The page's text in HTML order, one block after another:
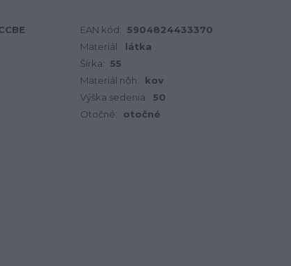
EAN kód: 5904824433370
Materiál:
látka
Šírka: 55
Materiál nôh:
kov
Výška sedenia: 50
Otočné: otočné